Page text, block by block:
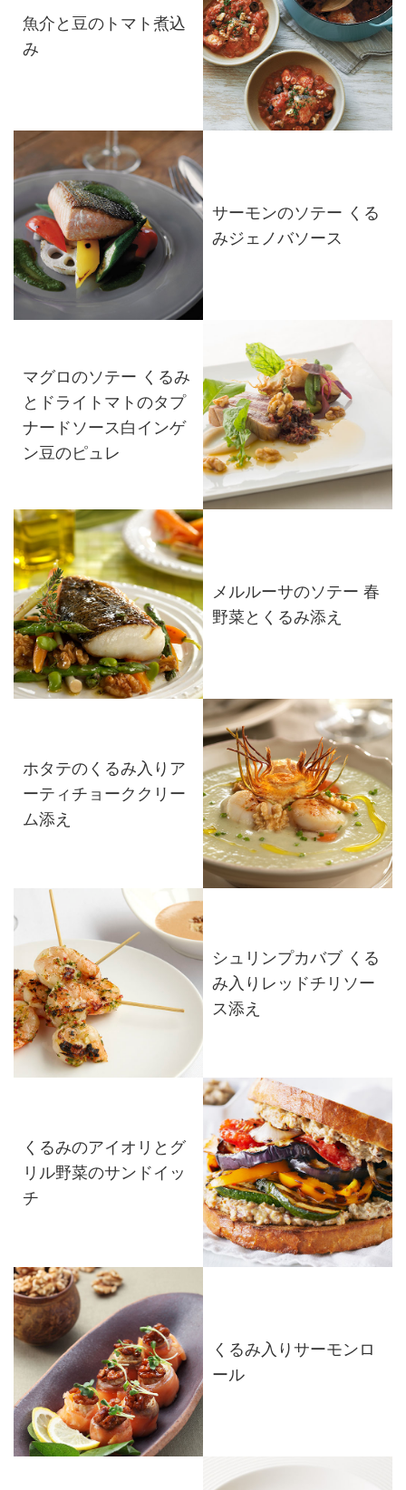
魚介と豆のトマト煮込
み
サーモンのソテー くる
みジェノバソース
マグロのソテー くるみ
とドライトマトのタプ
ナードソース白インゲ
ン豆のピュレ
メルルーサのソテー 春
野菜とくるみ添え
ホタテのくるみ入りア
ーティチョーククリー
ム添え
シュリンプカバブ くる
み入りレッドチリソー
ス添え
くるみのアイオリとグ
リル野菜のサンドイッ
チ
くるみ入りサーモンロ
ール